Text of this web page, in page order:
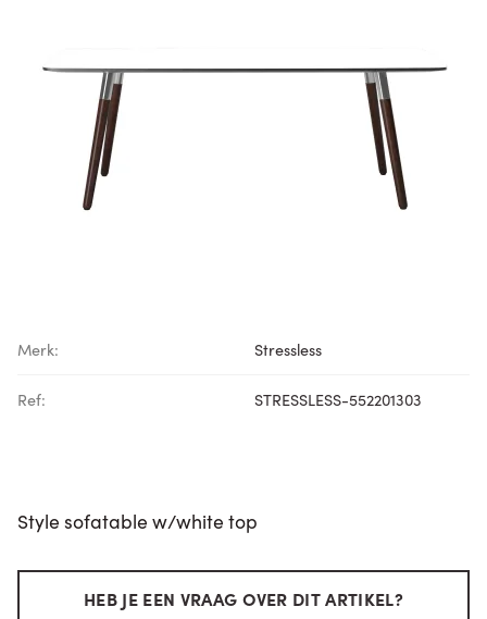
Merk: Stressless
Ref: STRESSLESS-552201303
Style sofatable w/white top
HEB JE EEN VRAAG OVER DIT ARTIKEL?